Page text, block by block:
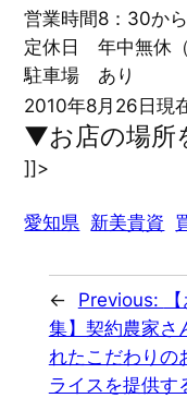
営業時間8：30か
定休日
年中無休
駐車場
あり
2010年8月26日現
▼お店の場所
]]>
愛知県 新美貴資
← Previous:
集】契約農家さ
れたこだわりの
ライスを提供す